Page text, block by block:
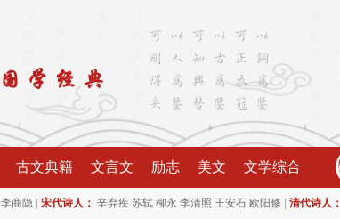
古文典籍 文言文 励志 美文 文学综合
李商隐 宋代诗人： 辛弃疾 苏轼 柳永 李清照 王安石 欧阳修 清代诗人：